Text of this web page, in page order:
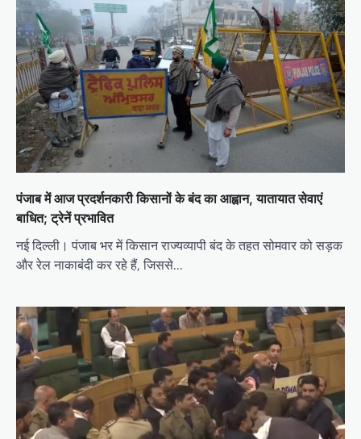
पंजाब में आज प्रदर्शनकारी किसानों के बंद का आह्वान, यातायात सेवाएं
बाधित; ट्रेनें प्रभावित
नई दिल्ली। पंजाब भर में किसान राज्यव्यापी बंद के तहत सोमवार को सड़क
और रेल नाकाबंदी कर रहे हैं, जिससे…